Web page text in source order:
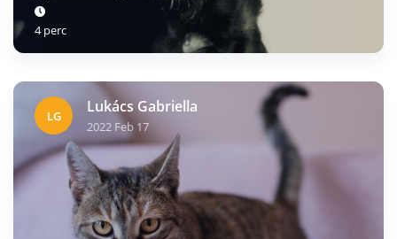
4 perc
LG Lukács Gabriella
2022 Feb 17